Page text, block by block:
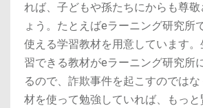
れば、子どもや孫たちにからも尊
ょう。 たとえばeラーニング研究所
使える学習教材を用意しています。
習できる教材がeラーニング研究所
るので、詐欺事件を起こすのでは
材を使って勉強していれば、もっと